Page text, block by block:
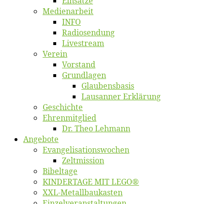
Me­di­en­ar­beit
INFO
Ra­dio­sen­dung
Live­stream
Ver­ein
Vor­stand
Grund­la­gen
Glaubens­ba­sis
Lausan­ner Erklärung
Ge­schich­te
Eh­ren­mit­glied
Dr. Theo Lehmann
An­ge­bo­te
Evangelisa­tions­wo­chen
Zelt­mis­si­on
Bi­bel­ta­ge
KINDERTAGE MIT LEGO®
XXL-Me­­tal­l­­bau­­kas­­ten